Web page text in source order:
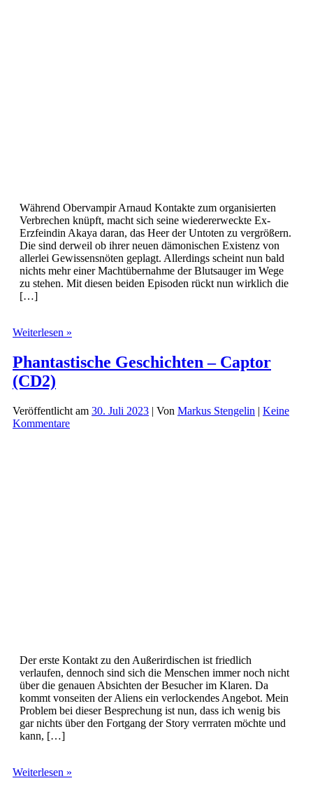
Während Obervampir Arnaud Kontakte zum organisierten
Verbrechen knüpft, macht sich seine wiedererweckte Ex-
Erzfeindin Akaya daran, das Heer der Untoten zu vergrößern.
Die sind derweil ob ihrer neuen dämonischen Existenz von
allerlei Gewissensnöten geplagt. Allerdings scheint nun bald
nichts mehr einer Machtübernahme der Blutsauger im Wege
zu stehen. Mit diesen beiden Episoden rückt nun wirklich die
[…]
Weiterlesen »
–
Folge
08
Phantastische Geschichten – Captor
(CD2)
Veröffentlicht am 30. Juli 2023 | Von Markus Stengelin | Keine
Kommentare
Der erste Kontakt zu den Außerirdischen ist friedlich
verlaufen, dennoch sind sich die Menschen immer noch nicht
über die genauen Absichten der Besucher im Klaren. Da
kommt vonseiten der Aliens ein verlockendes Angebot. Mein
Problem bei dieser Besprechung ist nun, dass ich wenig bis
gar nichts über den Fortgang der Story verrraten möchte und
kann, […]
Weiterlesen »